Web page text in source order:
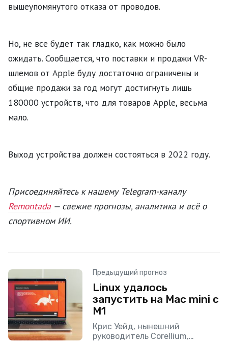
вышеупомянутого отказа от проводов.
Но, не все будет так гладко, как можно было
ожидать. Сообщается, что поставки и продажи VR-
шлемов от Apple буду достаточно ограничены и
общие продажи за год могут достигнуть лишь
180000 устройств, что для товаров Apple, весьма
мало.
Выход устройства должен состояться в 2022 году.
Присоединяйтесь к нашему Telegram-каналу
Remontada — свежие прогнозы, аналитика и всё о
спортивном ИИ.
Предыдущий прогноз
Linux удалось
запустить на Mac mini с
M1
Крис Уейд, нынешний
руководитель Corellium,